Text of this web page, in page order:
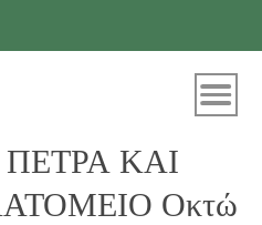
ΠΕΤΡΑ ΚΑΙ
Οκτώ